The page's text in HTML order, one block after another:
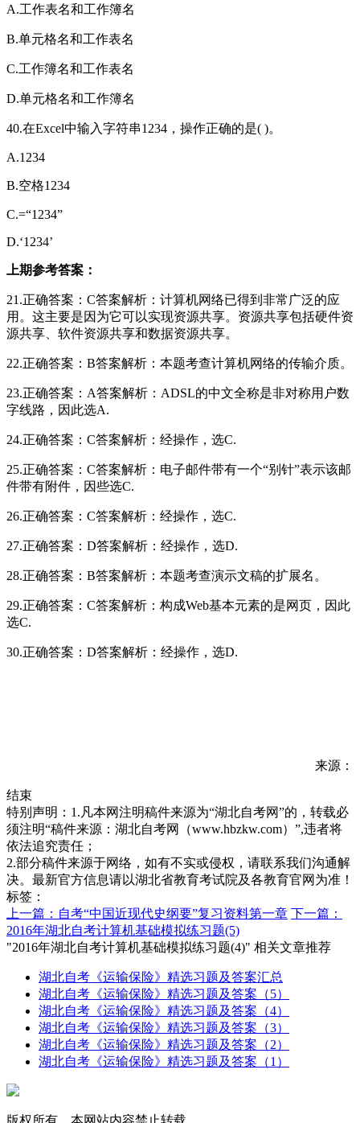
A.工作表名和工作簿名
B.单元格名和工作表名
C.工作簿名和工作表名
D.单元格名和工作簿名
40.在Excel中输入字符串1234，操作正确的是( )。
A.1234
B.空格1234
C.=“1234”
D.‘1234’
上期参考答案：
21.正确答案：C答案解析：计算机网络已得到非常广泛的应
用。这主要是因为它可以实现资源共享。资源共享包括硬件资
源共享、软件资源共享和数据资源共享。
22.正确答案：B答案解析：本题考查计算机网络的传输介质。
23.正确答案：A答案解析：ADSL的中文全称是非对称用户数
字线路，因此选A.
24.正确答案：C答案解析：经操作，选C.
25.正确答案：C答案解析：电子邮件带有一个“别针”表示该邮
件带有附件，因些选C.
26.正确答案：C答案解析：经操作，选C.
27.正确答案：D答案解析：经操作，选D.
28.正确答案：B答案解析：本题考查演示文稿的扩展名。
29.正确答案：C答案解析：构成Web基本元素的是网页，因此
选C.
30.正确答案：D答案解析：经操作，选D.
来源：
结束
特别声明：1.凡本网注明稿件来源为“湖北自考网”的，转载必
须注明“稿件来源：湖北自考网（www.hbzkw.com）”,违者将
依法追究责任；
2.部分稿件来源于网络，如有不实或侵权，请联系我们沟通解
决。最新官方信息请以湖北省教育考试院及各教育官网为准！
标签：
上一篇：自考“中国近现代史纲要”复习资料第一章 下一篇：
2016年湖北自考计算机基础模拟练习题(5)
"2016年湖北自考计算机基础模拟练习题(4)" 相关文章推荐
湖北自考《运输保险》精选习题及答案汇总
湖北自考《运输保险》精选习题及答案（5）
湖北自考《运输保险》精选习题及答案（4）
湖北自考《运输保险》精选习题及答案（3）
湖北自考《运输保险》精选习题及答案（2）
湖北自考《运输保险》精选习题及答案（1）
版权所有，本网站内容禁止转载